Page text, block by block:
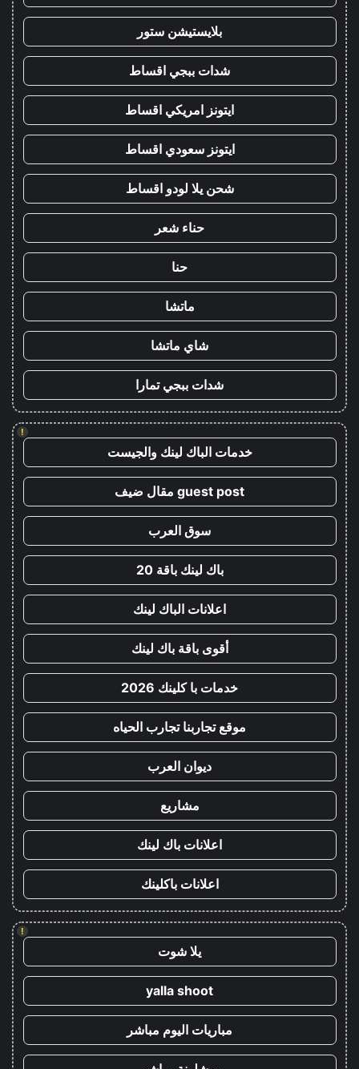
بلايستيشن ستور
شدات ببجي اقساط
ايتونز امريكي اقساط
ايتونز سعودي اقساط
شحن يلا لودو اقساط
حناء شعر
حنا
ماتشا
شاي ماتشا
شدات ببجي تمارا
!
خدمات الباك لينك والجيست
guest post مقال ضيف
سوق العرب
باك لينك باقة 20
اعلانات الباك لينك
أقوى باقة باك لينك
خدمات با كلينك 2026
موقع تجاربنا تجارب الحياه
ديوان العرب
مشاريع
اعلانات باك لينك
اعلانات باكلينك
!
يلا شوت
yalla shoot
مباريات اليوم مباشر